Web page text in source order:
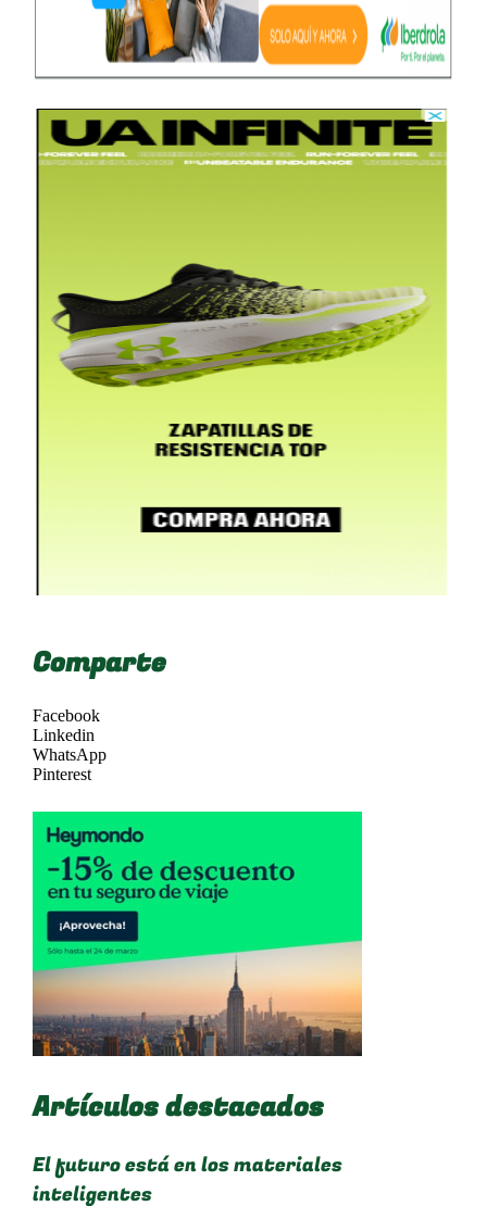
Comparte
Facebook
Linkedin
WhatsApp
Pinterest
Artículos destacados
El futuro está en los materiales
inteligentes